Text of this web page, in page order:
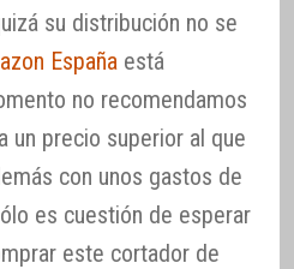
su distribución no se
España está
no recomendamos
un precio superior al que
con unos gastos de
es cuestión de esperar
este cortador de